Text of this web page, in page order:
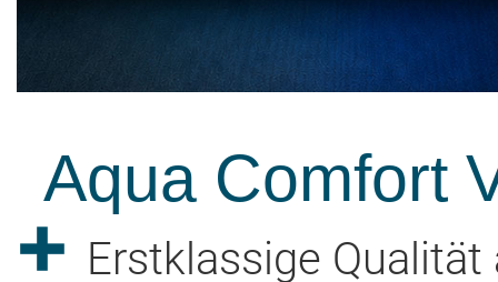
Aqua Comfort
Erstklassige